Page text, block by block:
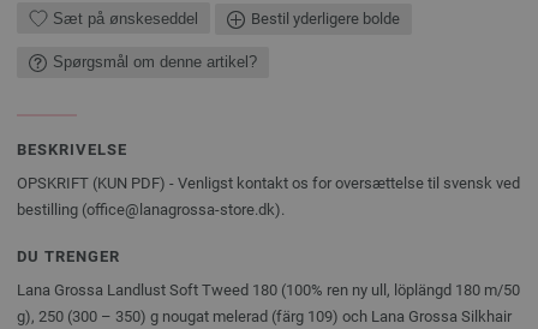
Sæt på ønskeseddel Bestil yderligere bolde
Spørgsmål om denne artikel?
BESKRIVELSE
OPSKRIFT (KUN PDF) - Venligst kontakt os for oversættelse til svensk ved
bestilling (office@lanagrossa-store.dk).
DU TRENGER
Lana Grossa Landlust Soft Tweed 180 (100% ren ny ull, löplängd 180 m/50
g), 250 (300 – 350) g nougat melerad (färg 109) och Lana Grossa Silkhair